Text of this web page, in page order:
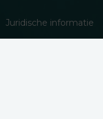
Juridische informatie